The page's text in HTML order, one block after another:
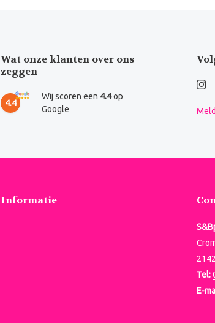
Wat onze klanten over ons
zeggen
4.4
Wij scoren een 4.4op
Google
Informatie
Tel:
E-